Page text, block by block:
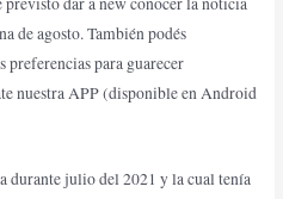
de agosto. También podés
para guarecer
nuestra APP (disponible en Android
julio del 2021 y la cual tenía